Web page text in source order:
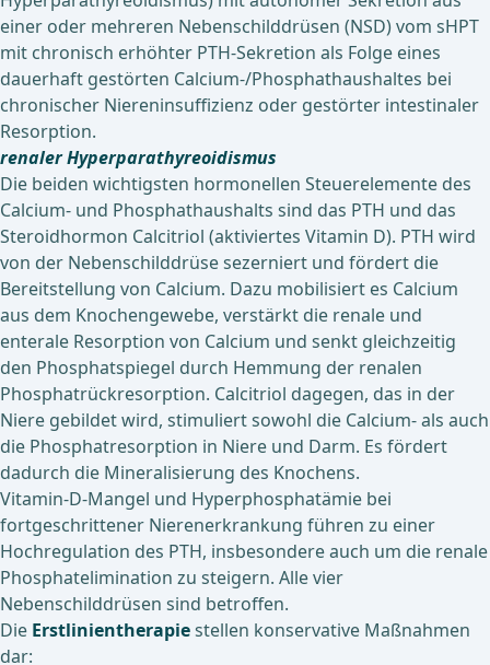
einer oder mehreren Nebenschilddrüsen (NSD) vom sHPT
mit chronisch erhöhter PTH-Sekretion als Folge eines
dauerhaft gestörten Calcium-/Phosphathaushaltes bei
chronischer Niereninsuffizienz oder gestörter intestinaler
Resorption.
renaler Hyperparathyreoidismus
Die beiden wichtigsten hormonellen Steuerelemente des
Calcium- und Phosphathaushalts sind das PTH und das
Steroidhormon Calcitriol (aktiviertes Vitamin D). PTH wird
von der Nebenschilddrüse sezerniert und fördert die
Bereitstellung von Calcium. Dazu mobilisiert es Calcium
aus dem Knochengewebe, verstärkt die renale und
enterale Resorption von Calcium und senkt gleichzeitig
den Phosphatspiegel durch Hemmung der renalen
Phosphatrückresorption. Calcitriol dagegen, das in der
Niere gebildet wird, stimuliert sowohl die Calcium- als auch
die Phosphatresorption in Niere und Darm. Es fördert
dadurch die Mineralisierung des Knochens.
Vitamin-D-Mangel und Hyperphosphatämie bei
fortgeschrittener Nierenerkrankung führen zu einer
Hochregulation des PTH, insbesondere auch um die renale
Phosphatelimination zu steigern. Alle vier
Nebenschilddrüsen sind betroffen.
Die Erstlinientherapiestellen konservative Maßnahmen
dar: